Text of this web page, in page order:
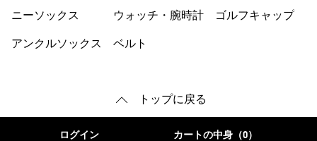
ニーソックス
アンクルソックス
ウォッチ・腕時計
ベルト
ゴルフキャップ
トップに戻る
ログイン カートの中身（0）